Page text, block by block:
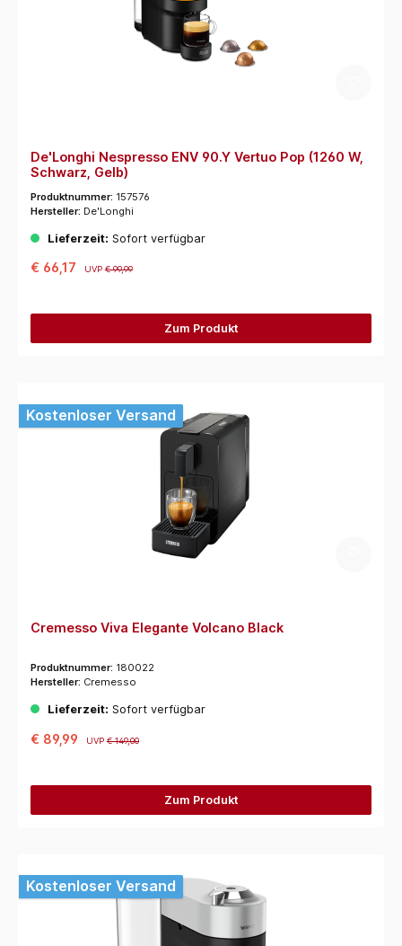
De'Longhi Nespresso ENV 90.Y Vertuo Pop (1260 W,
Schwarz, Gelb)
Produktnummer: 157576
Hersteller: De'Longhi
Lieferzeit: Sofort verfügbar
€ 66,17 UVP€ 99,99
Zum Produkt
Kostenloser Versand
Cremesso Viva Elegante Volcano Black
Produktnummer: 180022
Hersteller: Cremesso
Lieferzeit: Sofort verfügbar
€ 89,99 UVP€ 149,00
Zum Produkt
Kostenloser Versand